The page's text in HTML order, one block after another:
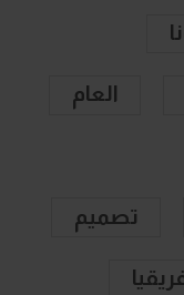
العام
تصميم